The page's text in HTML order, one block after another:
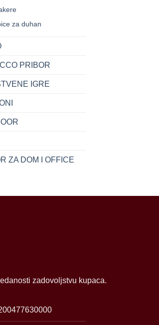
za duhan
PRIBOR
IGRE
ZA DOM I OFFICE
KOZNA
KM
zadovoljstvu kupaca.